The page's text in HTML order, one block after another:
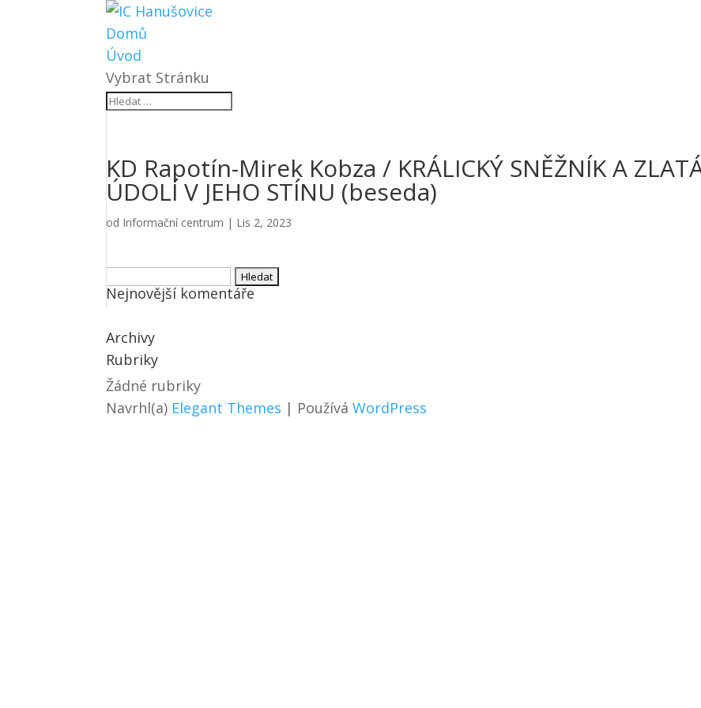
Domů
Úvod
Vybrat Stránku
KD Rapotín-Mirek Kobza / KRÁLICKÝ SNĚŽNÍK A
ÚDOLÍ V JEHO STÍNU (beseda)
od Informační centrum | Lis 2, 2023
Vyhledávání
Nejnovější komentáře
Archivy
Rubriky
Žádné rubriky
Navrhl(a) Elegant Themes | PoužíváWordPress